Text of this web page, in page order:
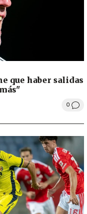
que haber salidas
0